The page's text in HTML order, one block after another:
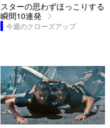
スターの思わずほっこりする
瞬間10連発
今週のクローズアップ